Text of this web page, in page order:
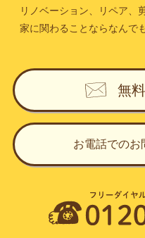
リノベーション、リペア、
家に関わることならなんで
無
お電話でのお